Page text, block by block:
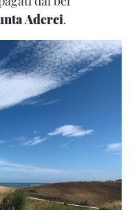
Aderci.